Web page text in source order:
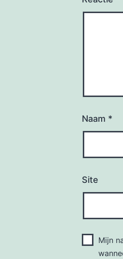
Naam *
Site
Mijn